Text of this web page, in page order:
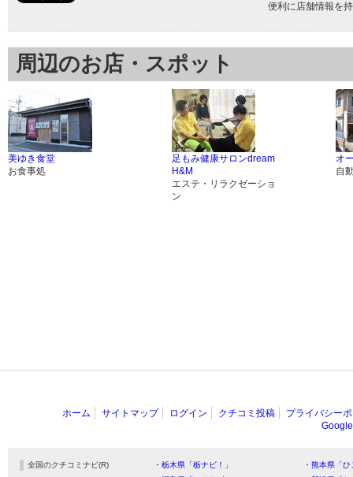
便利に店舗情報を
周辺のお店・スポット
美ゆき食堂
お食事処
足もみ健康サロンdream
H&M
エステ・リラクゼーショ
ン
オ
自
ホーム サイトマップ ログイン クチコミ投稿
プライバシー
全国のクチコミナビ(R) ・栃木県「栃ナビ！」
・熊本県「